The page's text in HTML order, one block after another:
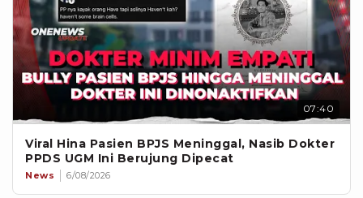
07:40
Viral Hina Pasien BPJS Meninggal, Nasib Dokter
PPDS UGM Ini Berujung Dipecat
News 6/08/2026